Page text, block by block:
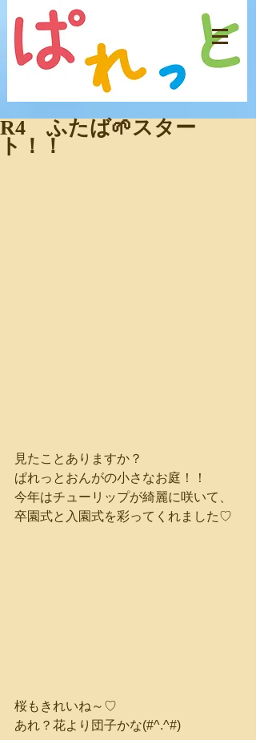
R4 ふたば🌱スター
ト！！
見たことありますか？
ぱれっとおんがの小さなお庭！！
今年はチューリップが綺麗に咲いて、
卒園式と入園式を彩ってくれました♡
桜もきれいね～♡
あれ？花より団子かな(#^.^#)